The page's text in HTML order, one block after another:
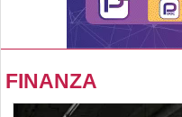
FINANZA